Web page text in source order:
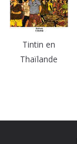
Tintin en
Thaïlande